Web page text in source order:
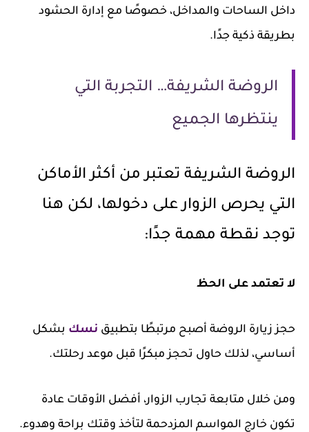
داخل الساحات والمداخل، خصوصًا مع إدارة الحشود
بطريقة ذكية جدًا.
الروضة الشريفة… التجربة التي
ينتظرها الجميع
الروضة الشريفة تعتبر من أكثر الأماكن
التي يحرص الزوار على دخولها، لكن هنا
توجد نقطة مهمة جدًا:
لا تعتمد على الحظ
حجز زيارة الروضة أصبح مرتبطًا بتطبيق نسك بشكل
أساسي، لذلك حاول تحجز مبكرًا قبل موعد رحلتك.
ومن خلال متابعة تجارب الزوار، أفضل الأوقات عادة
تكون خارج المواسم المزدحمة لتأخذ وقتك براحة وهدوء.